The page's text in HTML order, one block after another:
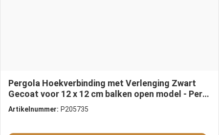
Pergola Hoekverbinding met Verlenging Zwart
Gecoat voor 12 x 12 cm balken open model - Per
Stuk
Artikelnummer: P205735